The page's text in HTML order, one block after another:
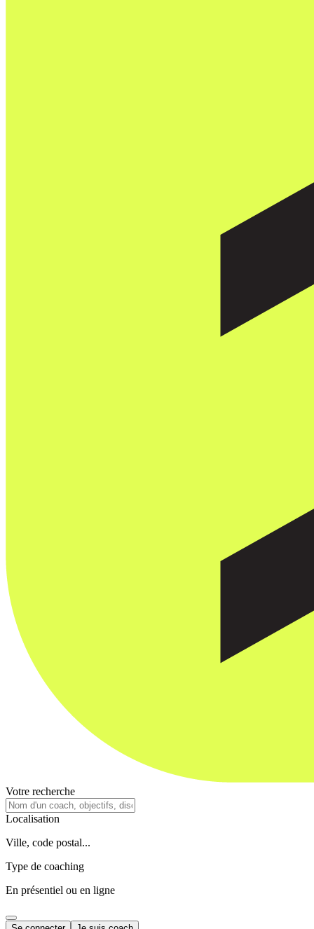
Votre recherche
Localisation
Ville, code postal...
Type de coaching
En présentiel ou en ligne